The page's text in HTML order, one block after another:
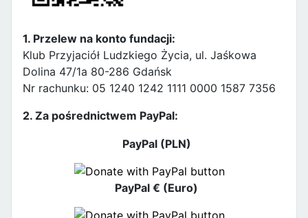
1. Przelew na konto fundacji:
Klub Przyjaciół Ludzkiego Życia, ul. Jaśkowa
Dolina 47/1a 80-286 Gdańsk
Nr rachunku: 05 1240 1242 1111 0000 1587 7356
2. Za pośrednictwem PayPal:
PayPal (PLN)
PayPal € (Euro)